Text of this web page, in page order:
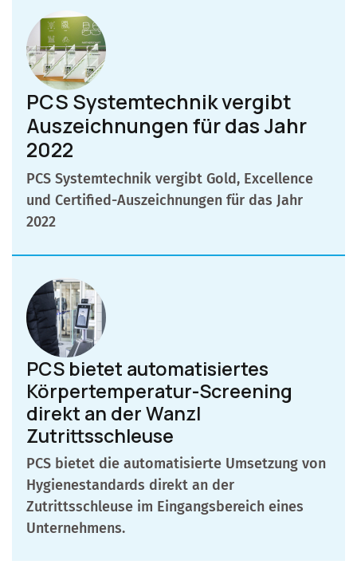
PCS Systemtechnik vergibt
Auszeichnungen für das Jahr
2022
PCS Systemtechnik vergibt Gold, Excellence
und Certified-Auszeichnungen für das Jahr
2022
PCS bietet automatisiertes
Körpertemperatur-Screening
direkt an der Wanzl
Zutrittsschleuse
PCS bietet die automatisierte Umsetzung von
Hygienestandards direkt an der
Zutrittsschleuse im Eingangsbereich eines
Unternehmens.